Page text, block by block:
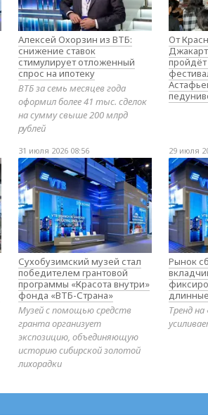
Алексей Охорзин из ВТБ:
снижение ставок
стимулирует отложенный
спрос на ипотеку
ВТБ за семь месяцев года
оформил более 41 тыс. сделок
на сумму свыше 200 млрд
рублей
От
31 июля 2026 08:56
Сухобузимский музей стал
победителем грантовой
программы «Красота внутри»
фонда «ВТБ-Страна»
Музей с помощью средств
гранта организует
экспозицию, объединяющую
историю сибирской золотой
лихорадки
29 июля
Рынок
Тренд на